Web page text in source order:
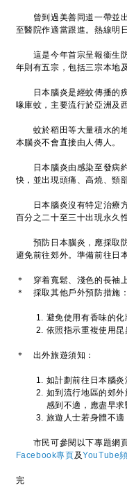
曾到過美善同道一帶並出
至醫院作適當跟進。熱線明
這是今年首宗呈報衞生防
年則有五宗，包括三宗本地
日本腦炎是經蚊傳播的疾
喙庫蚊，主要流行於亞洲及
蚊於稻田等大量積水的地
本腦炎不會直接由人傳人。
日本腦炎由感染至發病約
快，並出現頭痛、高燒、頸
日本腦炎沒有特定治療方
百分之二十至三十出現永
預防日本腦炎，應採取防
避免前往郊外。準備前往日
＊ 穿着寬鬆、淺色的長袖
＊ 採取其他戶外預防措施：
避免使用有香味的化
依照指示重複使用昆
＊ 出外旅遊須知：
如計劃前往日本腦
如到流行地區的郊
感到不適，應盡早求
旅遊人士若身體不
市民可參閱以下專題網頁
Facebook專頁及YouTube
完